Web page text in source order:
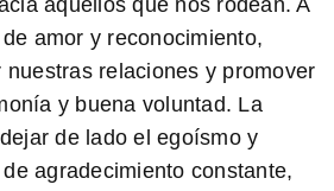
aquellos que nos rodean. A
amor y reconocimiento,
nuestras relaciones y promover
y buena voluntad. La
de lado el egoísmo y
agradecimiento constante,